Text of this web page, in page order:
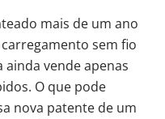
mais de um ano
sem fio
ainda vende apenas
O que pode
nova patente de um